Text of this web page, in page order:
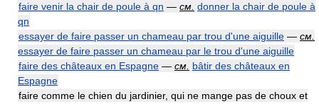
faire venir la chair de poule à qn — см. donner la chair de poule à
qn
essayer de faire passer un chameau par trou d'une aiguille — см.
essayer de faire passer un chameau par le trou d'une aiguille
faire des châteaux en Espagne — см. bâtir des châteaux en
Espagne
faire comme le chien du jardinier, qui ne mange pas de choux et